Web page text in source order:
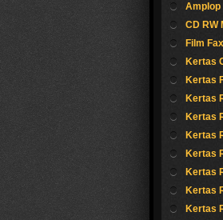
Amplop
CD RW
Film Fax
Kertas
Kertas
Kertas
Kertas
Kertas
Kertas
Kertas
Kertas
Kertas